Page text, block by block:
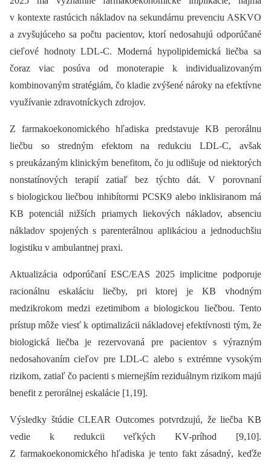
v kontexte rastúcich nákladov na sekundárnu prevenciu ASKVO
a zvyšujúceho sa počtu pacientov, ktorí nedosahujú odporúčané
cieľové hodnoty LDL-C. Moderná hypolipidemická liečba sa
čoraz viac posúva od monoterapie k individualizovaným
kombinovaným stratégiám, čo kladie zvýšené nároky na efektívne
využívanie zdravotníckych zdrojov.
Z farmakoekonomického hľadiska predstavuje KB perorálnu
liečbu so stredným efektom na redukciu LDL-C, avšak
s preukázaným klinickým benefitom, čo ju odlišuje od niektorých
nonstatínových terapií zatiaľ bez týchto dát. V porovnaní
s biologickou liečbou inhibítormi PCSK9 alebo inklisiranom má
KB potenciál nižších priamych liekových nákladov, absenciu
nákladov spojených s parenterálnou aplikáciou a jednoduchšiu
logistiku v ambulantnej praxi.
Aktualizácia odporúčaní ESC/EAS 2025 implicitne podporuje
racionálnu eskaláciu liečby, pri ktorej je KB vhodným
medzikrokom medzi ezetimibom a biologickou liečbou. Tento
prístup môže viesť k optimalizácii nákladovej efektívnosti tým, že
biologická liečba je rezervovaná pre pacientov s výrazným
nedosahovaním cieľov pre LDL-C alebo s extrémne vysokým
rizikom, zatiaľ čo pacienti s miernejším reziduálnym rizikom majú
benefit z perorálnej eskalácie [1,19].
Výsledky štúdie CLEAR Outcomes potvrdzujú, že liečba KB
vedie k redukcii veľkých KV-príhod [9,10].
Z farmakoekonomického hľadiska je tento fakt zásadný, keďže